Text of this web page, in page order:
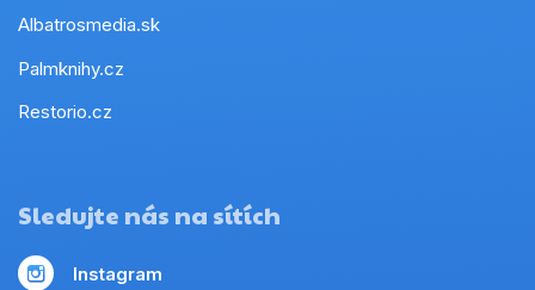
Albatrosmedia.sk
Palmknihy.cz
Restorio.cz
Sledujte nás na sítích
Instagram